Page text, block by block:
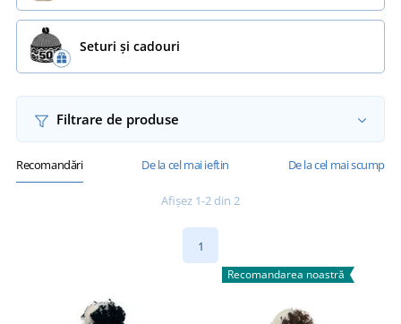
Seturi și cadouri
Filtrare de produse
Recomandări De la cel mai ieftin De la cel mai scump
Afișez 1-2 din 2
1
Recomandarea noastră